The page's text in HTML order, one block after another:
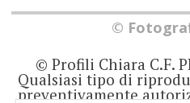
©
© Profili Chiara C.F.
Qualsiasi tipo di
preventivamente